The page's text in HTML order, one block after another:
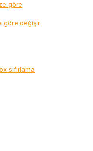
göre
göre değişir
sıfırlama